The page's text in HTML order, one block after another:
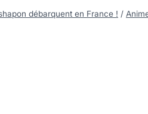
débarquent en France ! /